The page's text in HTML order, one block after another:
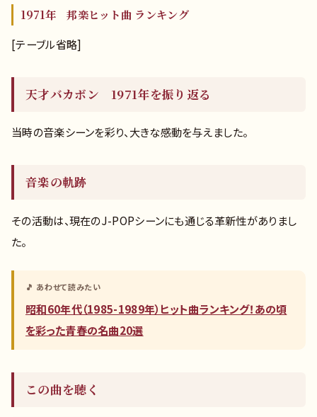
1971年 邦楽ヒット曲 ランキング
[テーブル省略]
天才バカボン 1971年を振り返る
当時の音楽シーンを彩り、大きな感動を与えました。
音楽の軌跡
その活動は、現在のJ-POPシーンにも通じる革新性がありまし
た。
🎵 あわせて読みたい
昭和60年代（1985-1989年）ヒット曲ランキング！あの頃
を彩った青春の名曲20選
この曲を聴く